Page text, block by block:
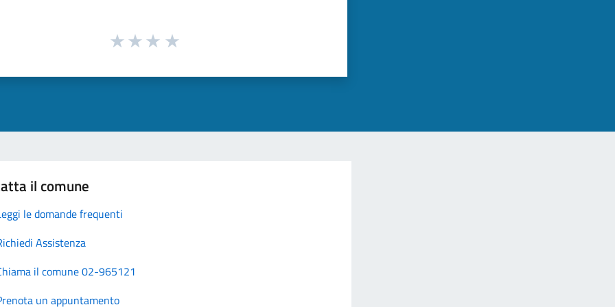
il comune
le domande frequenti
Assistenza
il comune 02-965121
un appuntamento